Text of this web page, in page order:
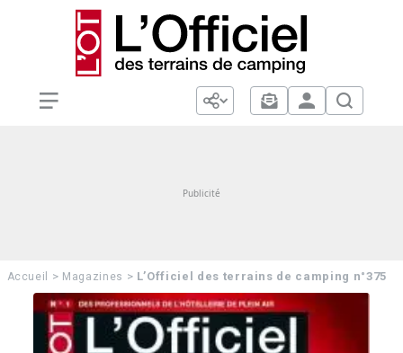
Accueil > Magazines > L’Officiel des terrains de camping n°375